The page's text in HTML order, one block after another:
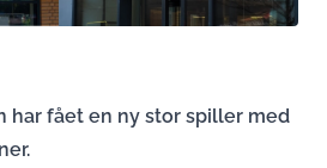
har fået en ny stor spiller med